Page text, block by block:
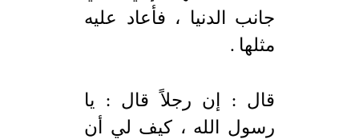
جانب الدنيا ، فأعاد عليه
مثلها .
قال : إن رجلاً قال : يا
رسول الله ، كيف لي أن